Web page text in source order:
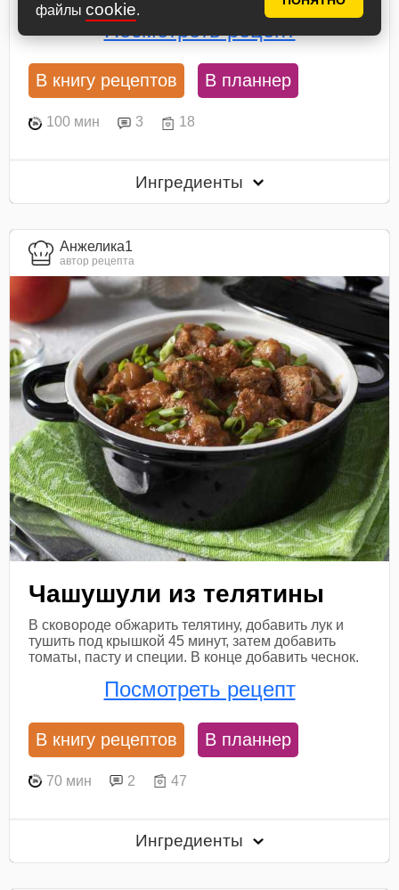
файлы cookie.
Посмотреть рецепт
В книгу рецептов В планнер
100 мин 3 18
Ингредиенты
Анжелика1
автор рецепта
Чашушули из телятины
В сковороде обжарить телятину, добавить лук и
тушить под крышкой 45 минут, затем добавить
томаты, пасту и специи. В конце добавить чеснок.
Посмотреть рецепт
В книгу рецептов В планнер
70 мин 2 47
Ингредиенты